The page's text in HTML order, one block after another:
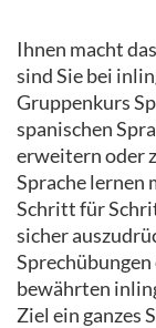
Ihnen macht
sind Sie bei
Gruppenkurs
spanischen
erweitern oder
Sprache lernen
Schritt für
sicher
bewährten
Ziel ein ganzes